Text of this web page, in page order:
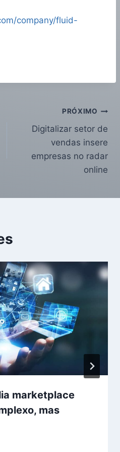
company/fluid-
PRÓXIMO
Digitalizar setor de
vendas insere
empresas no radar
online
marketplace
mas